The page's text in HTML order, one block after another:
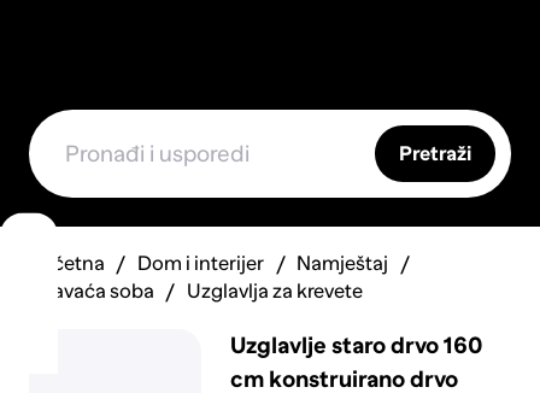
Pretraži
Početna Dom i interijer
Namještaj
Spavaća soba
Uzglavlja za krevete
Uzglavlje staro drvo 160
cm konstruirano drvo